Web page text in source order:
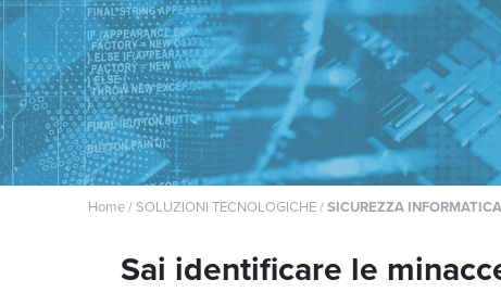
Home/SOLUZIONI TECNOLOGICHE/SICUREZZA INFORMATICA
Sai identificare le